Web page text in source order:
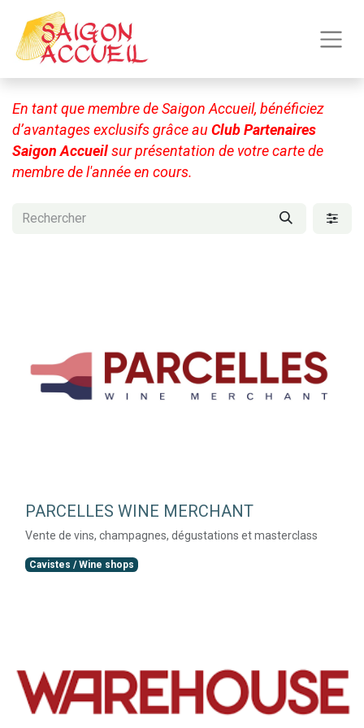
En tant que membre de Saigon Accueil, bénéficiez
d’avantages exclusifs grâce au Club Partenaires
Saigon Accueilsur présentation de votre carte de
membre de l'année en cours.
PARCELLES WINE MERCHANT
Vente de vins, champagnes, dégustations et masterclass
Cavistes / Wine shops